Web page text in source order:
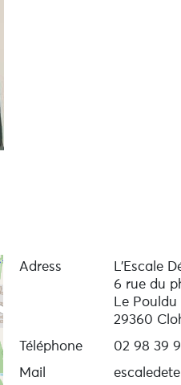
Adress
L’Escale
6 rue du
Le Pouldu
29360
Téléphone
02 98 39
Mail